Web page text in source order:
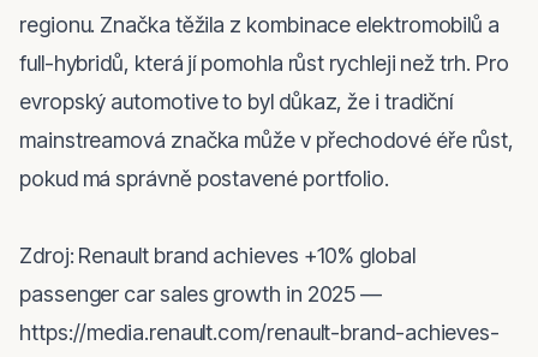
regionu. Značka těžila z kombinace elektromobilů a
full-hybridů, která jí pomohla růst rychleji než trh. Pro
evropský automotive to byl důkaz, že i tradiční
mainstreamová značka může v přechodové éře růst,
pokud má správně postavené portfolio.
Zdroj: Renault brand achieves +10% global
passenger car sales growth in 2025 —
https://media.renault.com/renault-brand-achieves-